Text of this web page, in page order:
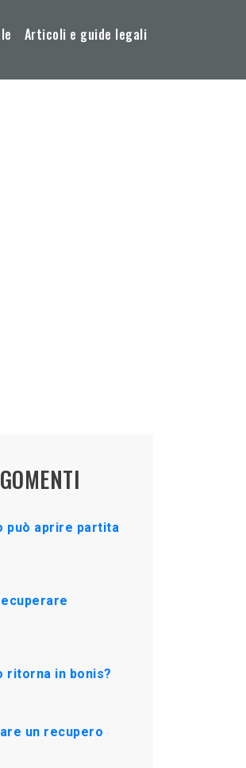
Articoli e guide legali
può aprire partita
ritorna in bonis?
un recupero